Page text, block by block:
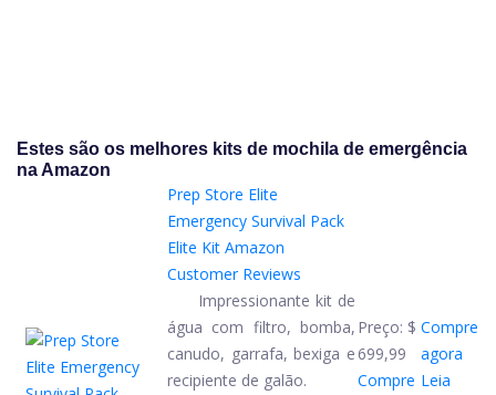
Estes são os melhores kits de mochila de emergência
na Amazon
Prep Store Elite
Emergency Survival Pack
Elite Kit Amazon
Customer Reviews
Impressionante kit de
água com filtro, bomba,
canudo, garrafa, bexiga e
recipiente de galão.
Preço: $
699,99
Compre
Compre
agora
Leia